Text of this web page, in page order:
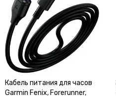
Кабель питания для часов
Garmin Fenix, Forerunner,